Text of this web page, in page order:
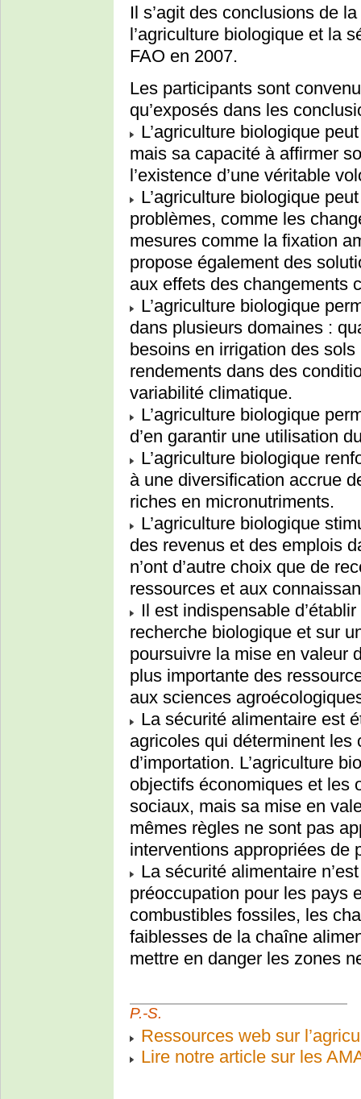
Il s’agit des conclusions de
l’agriculture biologique et la
FAO en 2007.
Les participants sont
qu’exposés dans les
L’agriculture biologique
mais sa capacité à affirmer
l’existence d’une véritable
L’agriculture biologique
problèmes, comme les
mesures comme la fixation
propose également des
aux effets des changements
L’agriculture biologique
dans plusieurs domaines :
besoins en irrigation des
rendements dans des
variabilité climatique.
L’agriculture biologique
d’en garantir une utilisation
L’agriculture biologique
à une diversification accrue
riches en micronutriments.
L’agriculture biologique
des revenus et des emplois
n’ont d’autre choix que de
ressources et aux
Il est indispensable
recherche biologique et sur
poursuivre la mise en valeur
plus importante des
aux sciences
La sécurité alimentaire est
agricoles qui déterminent les
d’importation. L’agriculture
objectifs économiques et les
sociaux, mais sa mise en
mêmes règles ne sont pas
interventions appropriées de
La sécurité alimentaire
préoccupation pour les pays
combustibles fossiles, les
faiblesses de la chaîne
mettre en danger les zones
P.-S.
Ressources web sur
Lire notre article sur les